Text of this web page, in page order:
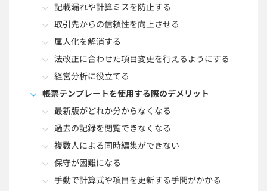
記載漏れや計算ミスを防止する
取引先からの信頼性を向上させる
属人化を解消する
法改正に合わせた項目変更を行えるようにする
経営分析に役立てる
帳票テンプレートを使用する際のデメリット
最新版がどれか分からなくなる
過去の記録を閲覧できなくなる
複数人による同時編集ができない
保守が困難になる
手動で計算式や項目を更新する手間がかかる